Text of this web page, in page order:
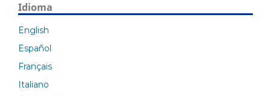
Idioma
English
Español
Français
Italiano